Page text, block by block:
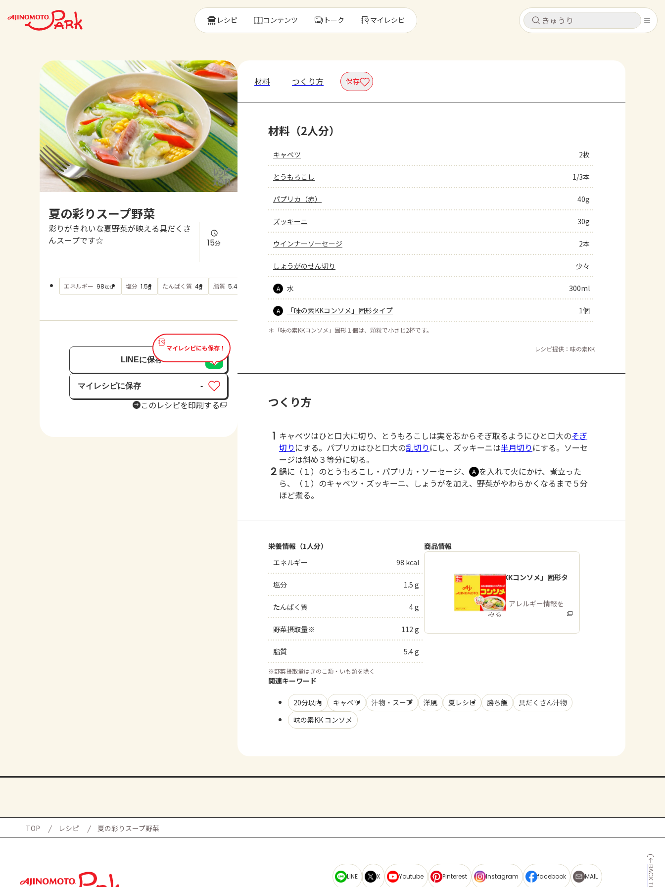
キャンセル
レシピ
トーク
よくあるお問い合わせ
キャンセル
レシピ コンテンツ トーク マイレシピ
夏の彩りスープ野菜
彩りがきれいな夏野菜が映える具だくさ
んスープです☆
15分
エネルギー 98kcal 塩分 1.5g たんぱく質 4g 脂質 5.4 もっと見る
マイレシピにも保存！
LINEに保存
マイレシピに保存
保存済み
-
このレシピを印刷する
材料 つくり方 保存
材料（2人分）
キャベツ 2枚
とうもろこし 1/3本
パプリカ（赤） 40g
ズッキーニ 30g
ウインナーソーセージ 2本
しょうがのせん切り 少々
A 水 300ml
A 「味の素KKコンソメ」固形タイプ 1個
＊ 「味の素KKコンソメ」固形１個は、顆粒で小さじ2杯です。
レシピ提供：味の素KK
つくり方
1 キャベツはひと口大に切り、とうもろこしは実を芯からそぎ取るようにひと口大のそぎ
切り にする。パプリカはひと口大の乱切り にし、ズッキーニは半月切り にする。ソーセ
ージは斜め３等分に切る。
2 鍋に（１）のとうもろこし・パプリカ・ソーセージ、 Ａ を入れて火にかけ、煮立った
ら、（１）のキャベツ・ズッキーニ、しょうがを加え、野菜がやわらかくなるまで５分
ほど煮る。
栄養情報（1人分）
エネルギー
98 kcal
塩分 1.5 g
たんぱく質 4 g
野菜摂取量※ 112 g
脂質 5.4 g
※野菜摂取量はきのこ類・いも類を除く
商品情報
「味の素KKコンソメ」固形タ
イプ
商品・アレルギー情報を
みる
関連キーワード
20分以内 キャベツ 汁物・スープ 洋風 夏レシピ 勝ち飯
具だくさん汁物
味の素KK コンソメ
TOP レシピ 夏の彩りスープ野菜
LINE X Youtube Pinterest Instagram facebook MAIL